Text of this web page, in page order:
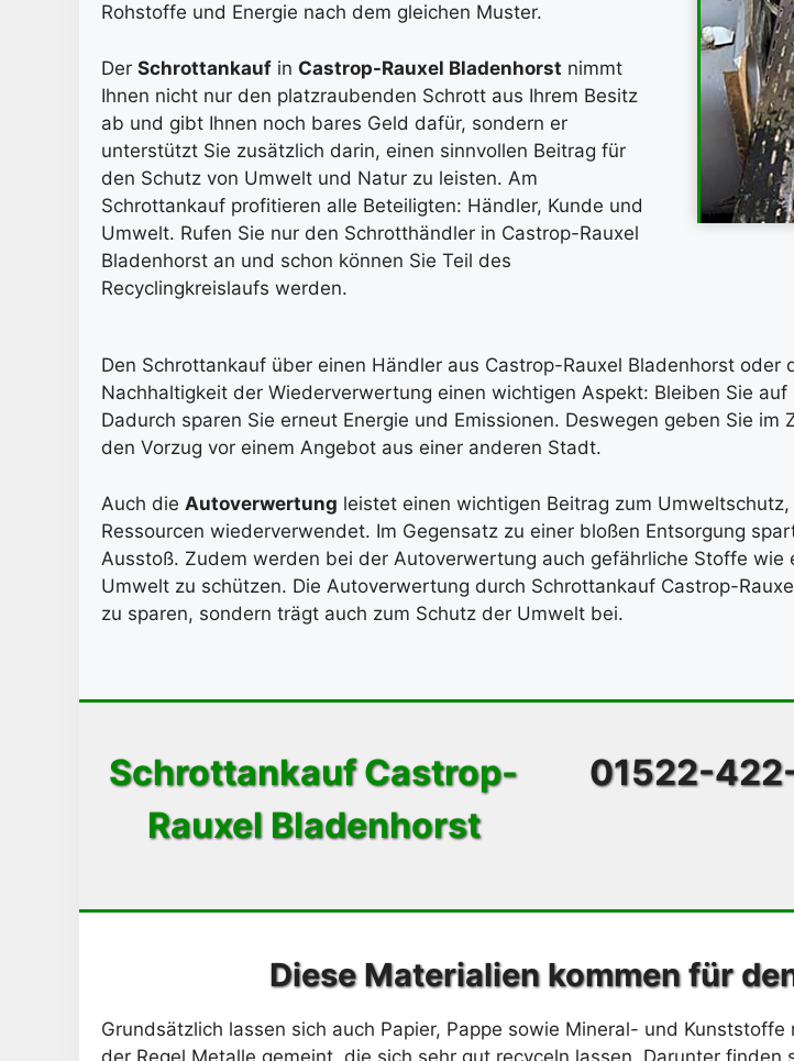
Rohstoffe und Energie nach dem gleichen Muster.
Der Schrottankauf in Castrop-Rauxel Bladenhorst nimmt
Ihnen nicht nur den platzraubenden Schrott aus Ihrem Besitz
ab und gibt Ihnen noch bares Geld dafür, sondern er
unterstützt Sie zusätzlich darin, einen sinnvollen Beitrag für
den Schutz von Umwelt und Natur zu leisten. Am
Schrottankauf profitieren alle Beteiligten: Händler, Kunde und
Umwelt. Rufen Sie nur den Schrotthändler in Castrop-Rauxel
Bladenhorst an und schon können Sie Teil des
Recyclingkreislaufs werden.
Den Schrottankauf über einen Händler aus Castrop-Rauxel Bladenhorst
Nachhaltigkeit der Wiederverwertung einen wichtigen Aspekt: Bleiben Sie
Dadurch sparen Sie erneut Energie und Emissionen. Deswegen geben Sie
den Vorzug vor einem Angebot aus einer anderen Stadt.
Auch die Autoverwertung leistet einen wichtigen Beitrag zum
Ressourcen wiederverwendet. Im Gegensatz zu einer bloßen Entsorgung
Ausstoß. Zudem werden bei der Autoverwertung auch gefährliche Stoffe
Umwelt zu schützen. Die Autoverwertung durch Schrottankauf Castrop-
zu sparen, sondern trägt auch zum Schutz der Umwelt bei.
Schrottankauf Castrop-
Rauxel Bladenhorst
01522-
Diese Materialien kommen für
Grundsätzlich lassen sich auch Papier, Pappe sowie Mineral- und
der Regel Metalle gemeint, die sich sehr gut recyceln lassen. Darunter finden